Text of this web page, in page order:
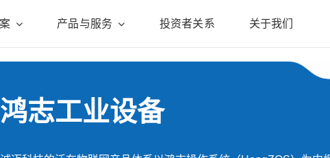
产品与服务 投资者关系 关于我们
鸿志工业设备